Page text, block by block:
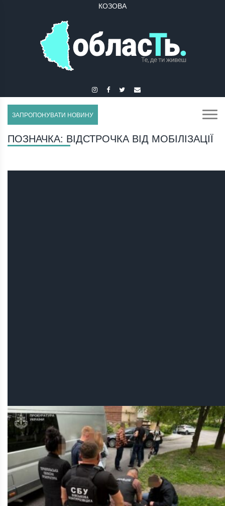
ЗАПРОПОНУВАТИ НОВИНУ
ПОЗНАЧКА: ВІДСТРОЧКА ВІД МОБІЛІЗАЦІЇ